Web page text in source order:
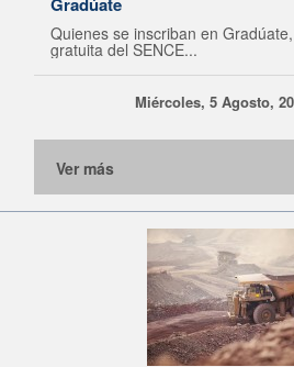
Quienes se inscriban en
gratuita del SENCE...
Miércoles, 5 Agosto,
Ver más